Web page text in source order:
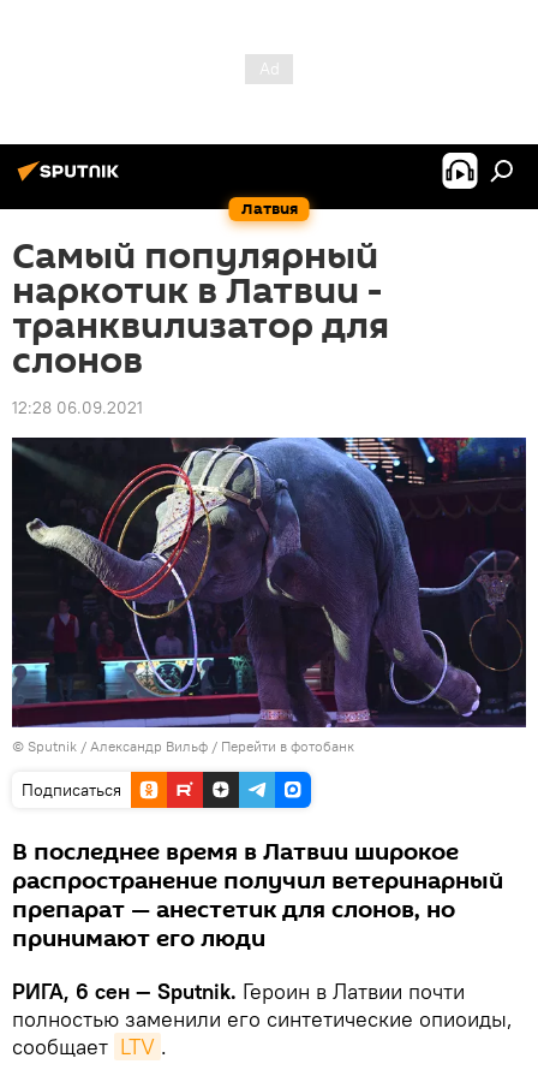
Латвия
Самый популярный
наркотик в Латвии -
транквилизатор для
слонов
12:28 06.09.2021
© Sputnik / Александр Вильф / Перейти в фотобанк
Подписаться
В последнее время в Латвии широкое
распространение получил ветеринарный
препарат — анестетик для слонов, но
принимают его люди
РИГА, 6 сен — Sputnik. Героин в Латвии почти
полностью заменили его синтетические опиоиды,
сообщает LTV .